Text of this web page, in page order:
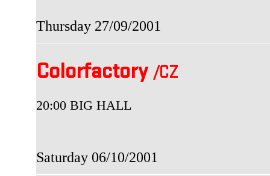
Thursday 27/09/2001
Colorfactory /CZ
20:00 BIG HALL
Saturday 06/10/2001